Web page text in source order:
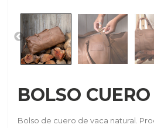
BOLSO
Bolso de cuero de vaca natural.